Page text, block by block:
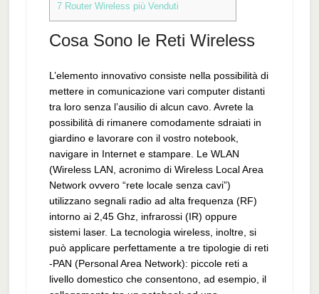
7Router Wireless più Venduti
Cosa Sono le Reti Wireless
L’elemento innovativo consiste nella possibilità di
mettere in comunicazione vari computer distanti
tra loro senza l’ausilio di alcun cavo. Avrete la
possibilità di rimanere comodamente sdraiati in
giardino e lavorare con il vostro notebook,
navigare in Internet e stampare. Le WLAN
(Wireless LAN, acronimo di Wireless Local Area
Network ovvero “rete locale senza cavi”)
utilizzano segnali radio ad alta frequenza (RF)
intorno ai 2,45 Ghz, infrarossi (IR) oppure
sistemi laser. La tecnologia wireless, inoltre, si
può applicare perfettamente a tre tipologie di reti
-PAN (Personal Area Network): piccole reti a
livello domestico che consentono, ad esempio, il